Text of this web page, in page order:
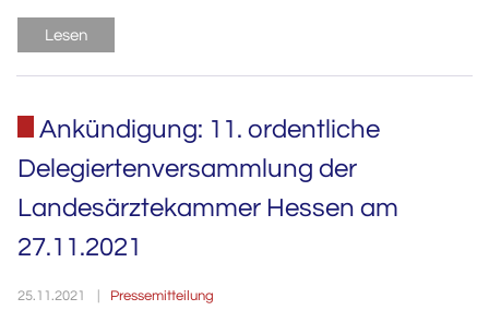
Lesen
Ankündigung: 11. ordentliche
Delegiertenversammlung der
Landesärztekammer Hessen am
27.11.2021
25.11.2021 Pressemitteilung